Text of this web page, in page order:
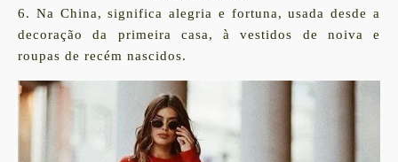
6. Na China, significa alegria e fortuna, usada desde a
decoração da primeira casa, à vestidos de noiva e
roupas de recém nascidos.